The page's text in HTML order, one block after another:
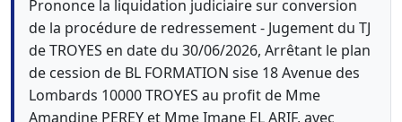
Prononce la liquidation judiciaire sur conversion
de la procédure de redressement - Jugement du TJ
de TROYES en date du 30/06/2026, Arrêtant le plan
de cession de BL FORMATION sise 18 Avenue des
Lombards 10000 TROYES au profit de Mme
Amandine PEREY et Mme Imane EL ARIF, avec